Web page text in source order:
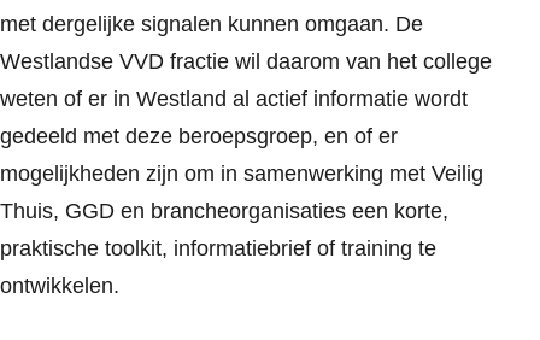
met dergelijke signalen kunnen omgaan. De
Westlandse VVD fractie wil daarom van het college
weten of er in Westland al actief informatie wordt
gedeeld met deze beroepsgroep, en of er
mogelijkheden zijn om in samenwerking met Veilig
Thuis, GGD en brancheorganisaties een korte,
praktische toolkit, informatiebrief of training te
ontwikkelen.